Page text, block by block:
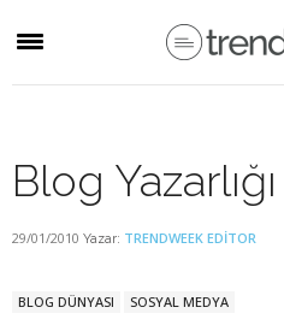
Blog
29/01/2010 Yazar: TRENDWEEK EDITOR
BLOG DÜNYASI SOSYAL MEDYA